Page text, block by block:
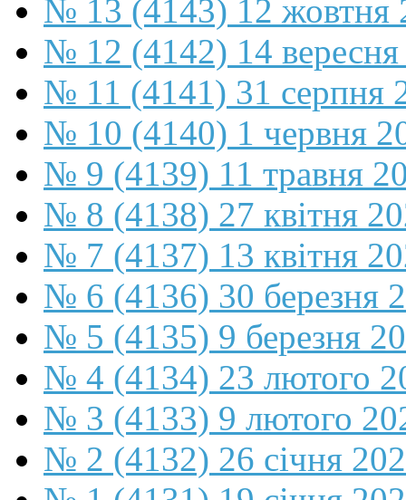
№ 13 (4143) 12 жовтня
№ 12 (4142) 14
№ 11 (4141) 31 серпня
№ 10 (4140) 1 червня
№ 9 (4139) 11 травня
№ 8 (4138) 27 квітня
№ 7 (4137) 13 квітня
№ 6 (4136) 30 березня
№ 5 (4135) 9 березня
№ 4 (4134) 23 лютого
№ 3 (4133) 9 лютого
№ 2 (4132) 26 січня